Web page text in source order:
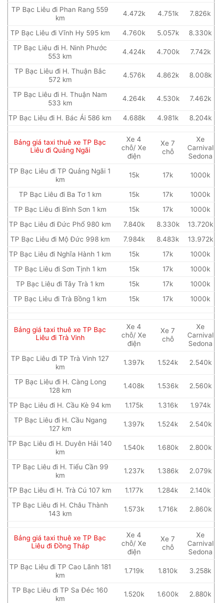
TP Bạc Liêu đi Phan Rang 559
km
4.472k 4.751k 7.826k
TP Bạc Liêu đi Vĩnh Hy 595 km 4.760k 5.057k
8.330k
TP Bạc Liêu đi H. Ninh Phước
553 km
4.424k 4.700k 7.742k
TP Bạc Liêu đi H. Thuận Bắc
572 km
4.576k 4.862k 8.008k
TP Bạc Liêu đi H. Thuận Nam
533 km
4.264k 4.530k 7.462k
TP Bạc Liêu đi H. Bác Ái 586 km 4.688k 4.981k 8.204k
Bảng giá taxi thuê xe TP Bạc
Liêu đi Quảng Ngãi
Xe 4
chỗ/ Xe
điện
Xe 7
chỗ
Xe
Carnival
Sedona
TP Bạc Liêu đi TP Quảng Ngãi 1
km
15k 17k 1000k
TP Bạc Liêu đi Ba Tơ 1 km 15k 17k
1000k
TP Bạc Liêu đi Bình Sơn 1 km
15k 17k
1000k
TP Bạc Liêu đi Đức Phổ 980 km
7.840k 8.330k
13.720k
TP Bạc Liêu đi Mộ Đức 998 km
7.984k 8.483k
13.972k
TP Bạc Liêu đi Nghĩa Hành 1 km
15k 17k
1000k
TP Bạc Liêu đi Sơn Tịnh 1 km
15k 17k
1000k
TP Bạc Liêu đi Tây Trà 1 km
15k 17k
1000k
TP Bạc Liêu đi Trà Bồng 1 km
15k 17k 1000k
Bảng giá taxi thuê xe TP Bạc
Liêu đi Trà Vinh
Xe 4
chỗ/ Xe
điện
Xe 7
chỗ
Xe
Carnival
Sedona
TP Bạc Liêu đi TP Trà Vinh 127
km
1.397k 1.524k 2.540k
TP Bạc Liêu đi H. Càng Long
128 km
1.408k 1.536k 2.560k
TP Bạc Liêu đi H. Cầu Kè 94 km 1.175k 1.316k
1.974k
TP Bạc Liêu đi H. Cầu Ngang
127 km
1.397k 1.524k 2.540k
TP Bạc Liêu đi H. Duyên Hải 140
km
1.540k 1.680k 2.800k
TP Bạc Liêu đi H. Tiểu Cần 99
km
1.237k 1.386k 2.079k
TP Bạc Liêu đi H. Trà Cú 107 km 1.177k 1.284k
2.140k
TP Bạc Liêu đi H. Châu Thành
143 km
1.573k 1.716k 2.860k
Bảng giá taxi thuê xe TP Bạc
Liêu đi Đồng Tháp
Xe 4
chỗ/ Xe
điện
Xe 7
chỗ
Xe
Carnival
Sedona
TP Bạc Liêu đi TP Cao Lãnh 181
km
1.719k 1.810k 3.258k
TP Bạc Liêu đi TP Sa Đéc 160
km
1.520k 1.600k 2.880k